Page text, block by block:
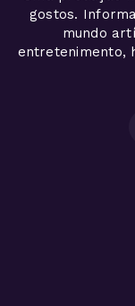
gostos.
mundo
entretenimento,